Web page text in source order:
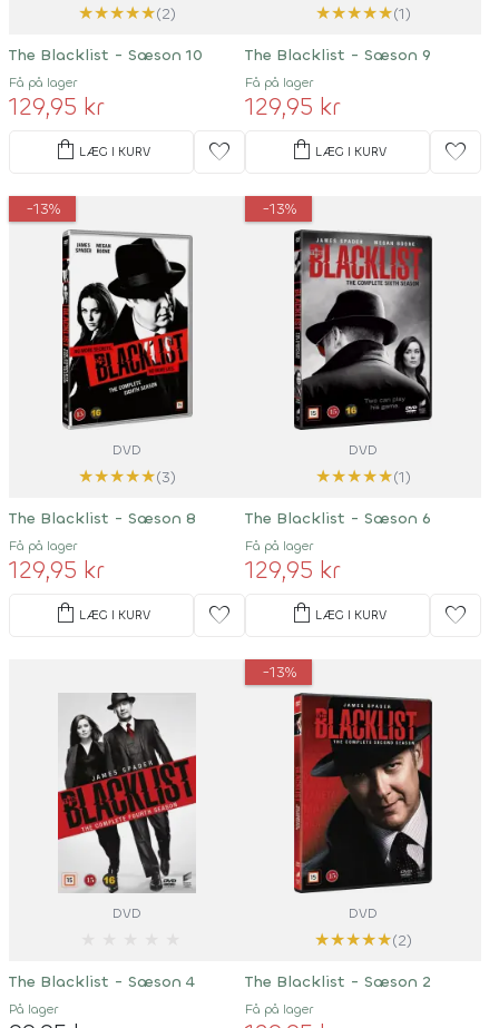
★★★★★(2)
The Blacklist - Sæson 10
Få på lager
129,95 kr
shopping_bag LÆG I KURV favorite
★★★★★(1)
The Blacklist - Sæson 9
Få på lager
129,95 kr
shopping_bag LÆG I KURV favorite
-13%
DVD
★★★★★(3)
The Blacklist - Sæson 8
Få på lager
129,95 kr
shopping_bag LÆG I KURV favorite
-13%
DVD
★★★★★(1)
The Blacklist - Sæson 6
Få på lager
129,95 kr
shopping_bag LÆG I KURV favorite
DVD
The Blacklist - Sæson 4
På lager
-13%
DVD
★★★★★(2)
The Blacklist - Sæson 2
Få på lager